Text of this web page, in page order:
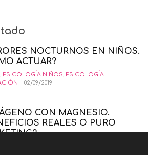
NOCTURNOS EN NIÑOS.
ACTUAR?
PSICOLOGÍA NIÑOS PSICOLOGÍA-
02/09/2019
CON MAGNESIO.
REALES O PURO
19/01/2016